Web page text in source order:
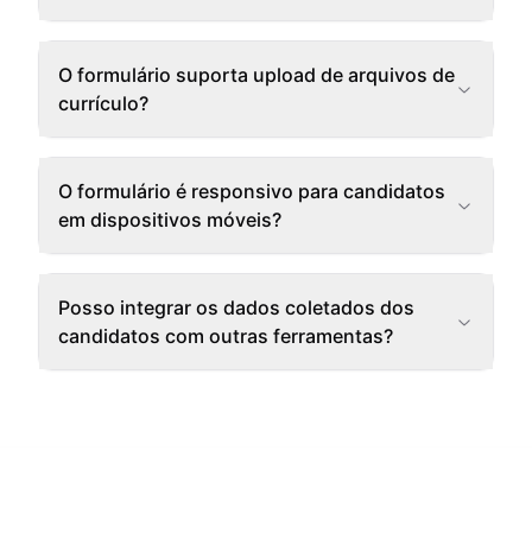
O formulário suporta upload de arquivos de
currículo?
O formulário é responsivo para candidatos
em dispositivos móveis?
Posso integrar os dados coletados dos
candidatos com outras ferramentas?